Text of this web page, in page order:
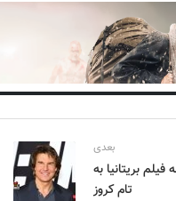
بعدی
بریتانیا به
تام کروز